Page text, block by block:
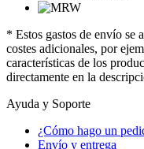
* Estos gastos de envío se
costes adicionales, por
características de los
directamente en la
Ayuda y Soporte
¿Cómo hago un
Envío y entrega